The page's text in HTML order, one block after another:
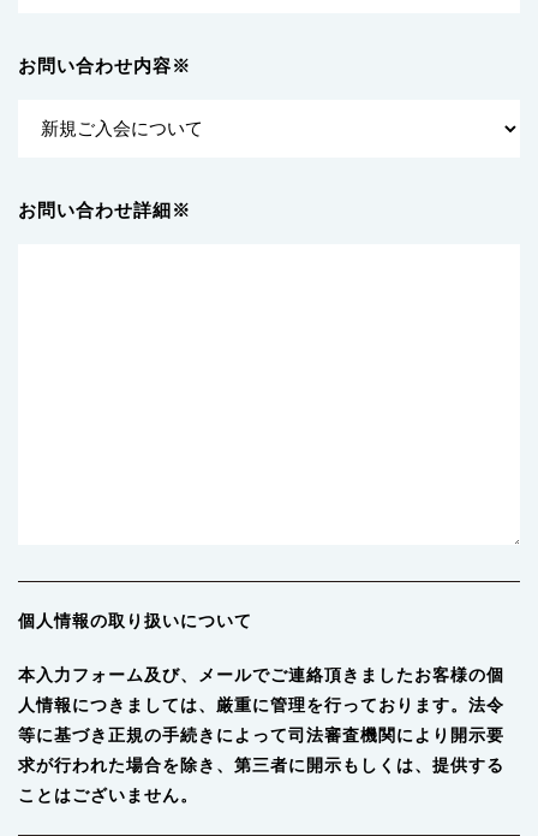
お問い合わせ内容※
お問い合わせ詳細※
個人情報の取り扱いについて
本入力フォーム及び、メールでご連絡頂きましたお客様の個
人情報につきましては、厳重に管理を行っております。法令
等に基づき正規の手続きによって司法審査機関により開示要
求が行われた場合を除き、第三者に開示もしくは、提供する
ことはございません。